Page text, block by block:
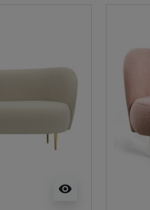
visibility